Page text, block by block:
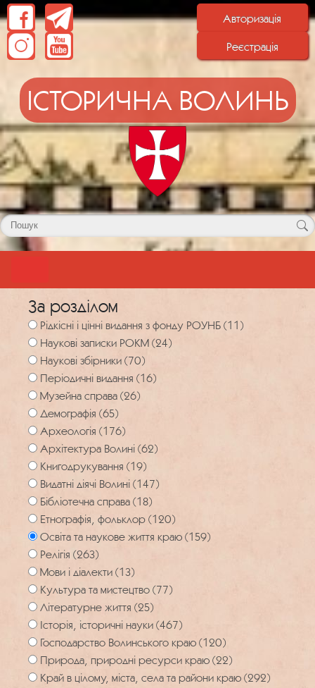
Авторизація
Реєстрація
ІСТОРИЧНА ВОЛИНЬ
За розділом
Рідкісні і цінні видання з фонду РОУНБ (11)
Наукові записки РОКМ (24)
Наукові збірники (70)
Періодичні видання (16)
Музейна справа (26)
Демографія (65)
Археологія (176)
Архітектура Волині (62)
Книгодрукування (19)
Видатні діячі Волині (147)
Бібліотечна справа (18)
Етнографія, фольклор (120)
Освіта та наукове життя краю (159)
Релігія (263)
Мови і діалекти (13)
Культура та мистецтво (77)
Літературне життя (25)
Історія, історичні науки (467)
Господарство Волинського краю (120)
Природа, природні ресурси краю (22)
Край в цілому, міста, села та райони краю (292)